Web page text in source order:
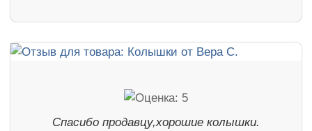
Спасибо продавцу,хорошие колышки.